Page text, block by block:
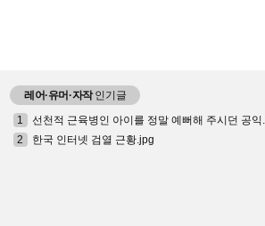
레어·유머·자작인기글
1
선천적 근육병인 아이를 정말 예뻐해 주시던 공익...
2 한국 인터넷 검열 근황.jpg